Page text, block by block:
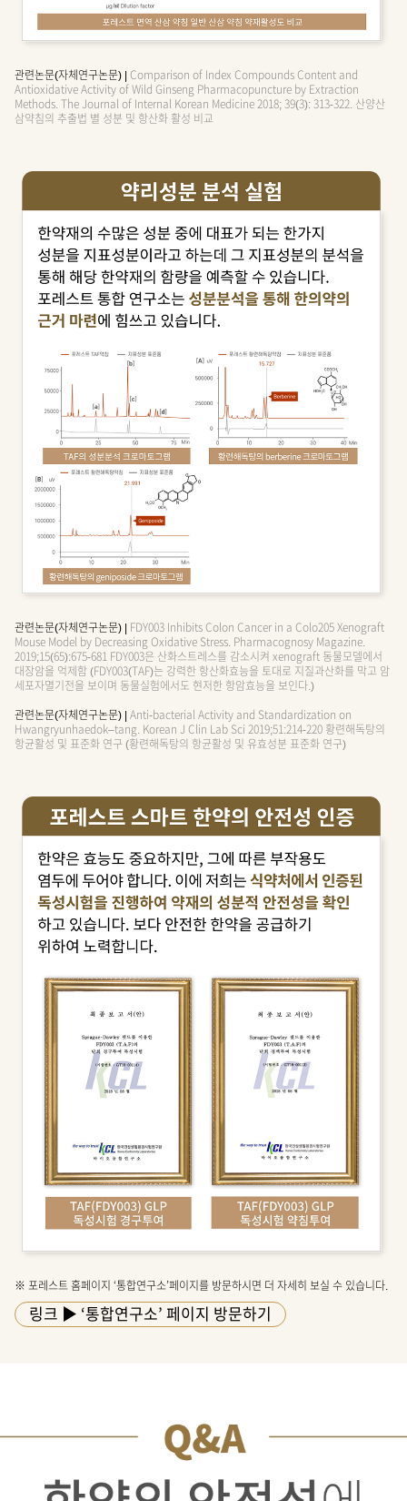
관련논문(자체연구논문) | Comparison of Index Compounds Content and
Antioxidative Activity of Wild Ginseng Pharmacopuncture by Extraction
Methods. The Journal of Internal Korean Medicine 2018; 39(3): 313-322. 산양산
삼약침의 추출법 별 성분 및 항산화 활성 비교
관련논문(자체연구논문) |
FDY003 Inhibits Colon Cancer in a Colo205 Xenograft
Mouse Model by Decreasing Oxidative Stress. Pharmacognosy Magazine.
2019;15(65):675-681 FDY003은 산화스트레스를 감소시켜 xenograft 동물모델에서
대장암을 억제함 (FDY003(TAF)는 강력한 항산화효능을 토대로 지질과산화를 막고 암
세포자멸기전을 보이며 동물실험에서도 현저한 항암효능을 보인다.)
관련논문(자체연구논문) | Anti-bacterial Activity and Standardization on
Hwangryunhaedok–tang. Korean J Clin Lab Sci 2019;51:214-220 황련해독탕의
항균활성 및 표준화 연구 (황련해독탕의 항균활성 및 유효성분 표준화 연구)
※ 포레스트 홈페이지 ‘통합연구소’페이지를 방문하시면 더 자세히 보실 수 있습니다.
링크 ▶ ‘통합연구소’ 페이지 방문하기